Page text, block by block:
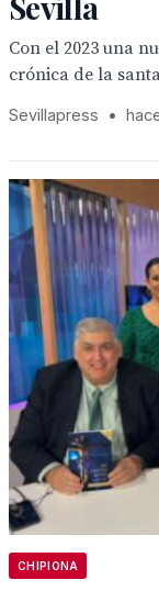
Con el 2023 una
crónica de la
Sevillapress •
CHIPIONA